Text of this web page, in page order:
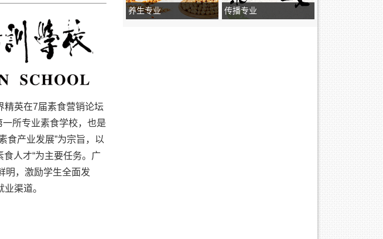
养生专业 传播专业
精英在7届素食营销论坛
所专业素食学校，也是
食产业发展”为宗旨，以
人才“为主要任务。广
明，激励学生全面发
渠道。